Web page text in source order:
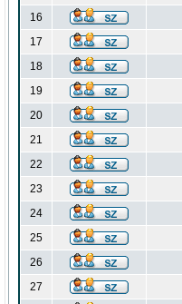
16
17
18
19
20
21
22
23
24
25
26
27